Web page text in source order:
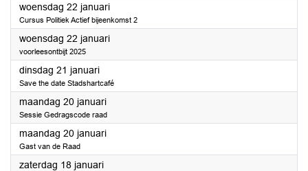
woensdag 22 januari2025
Cursus Politiek Actief bijeenkomst 2
woensdag 22 januari2025
voorleesontbijt 2025
dinsdag 21 januari2025
Save the date Stadshartcafé
maandag 20 januari2025
Sessie Gedragscode raad
maandag 20 januari2025
Gast van de Raad
zaterdag 18 januari2025